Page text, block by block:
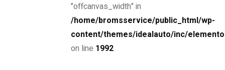
"offcanvas_width" in
/home/bromsservice/public_html/wp-
content/themes/idealauto/inc/
on line 1992
Ombyggnation av lastbilar